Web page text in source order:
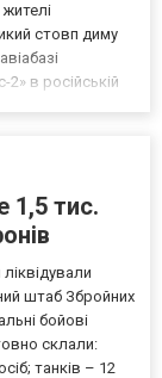
стовп диму
в російській
1,5 тис.
штаб Збройних
бойові
склали:
танків – 12